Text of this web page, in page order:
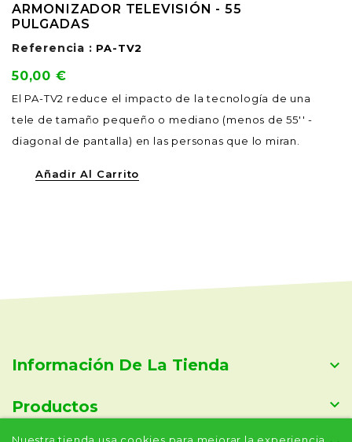
ARMONIZADOR TELEVISIÓN - 55
PULGADAS
Referencia : PA-TV2
Precio
50,00 €
El PA-TV2 reduce el impacto de la tecnología de una
tele de tamaño pequeño o mediano (menos de 55'' -
diagonal de pantalla) en las personas que lo miran.
Añadir Al Carrito
Información De La Tienda 
Productos 